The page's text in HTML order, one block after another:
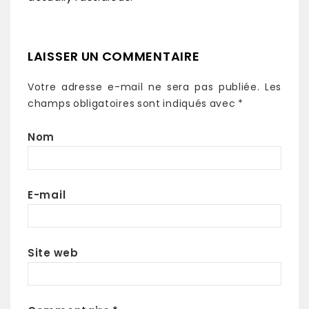
LAISSER UN COMMENTAIRE
Votre adresse e-mail ne sera pas publiée. Les
champs obligatoires sont indiqués avec *
Nom
E-mail
Site web